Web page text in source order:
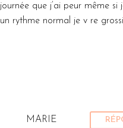
journée que j’ai peur même si
un rythme normal je v re
MARIE